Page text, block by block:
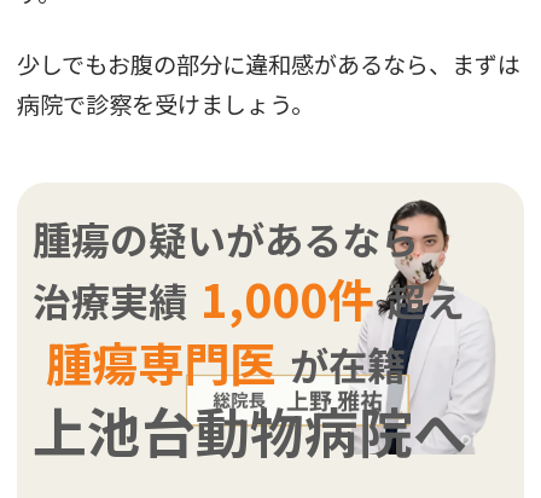
少しでもお腹の部分に違和感があるなら、まずは
病院で診察を受けましょう。
腫瘍の疑いがあるなら
治療実績 1,000件 超え
腫瘍専門医 が在籍
上池台動物病院へ